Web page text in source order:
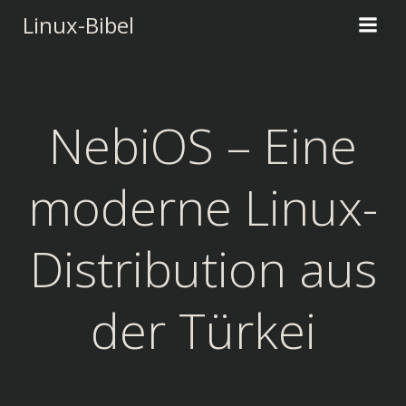
Linux-Bibel
NebiOS – Eine
moderne Linux-
Distribution aus
der Türkei